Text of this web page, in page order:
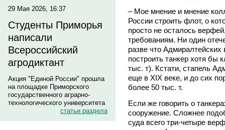
29 Мая 2026, 16:37
Студенты Приморья
написали
Всероссийский
агродиктант
Акция "Единой России" прошла
на площадке Приморского
государственного аграрно-
технологического университета
статьи раздела
– Мое мнение и мнение
России строить флот, о
просто не осталось
требованиям. Ни один
разве что Адмиралтейских
построить танкер хотя бы
тыс. т). Кстати, стапель
еще в XIX веке, и до сих
более 50 тыс. т.
Если же говорить о
сооружение. Сложнее
суда всего три-четыре